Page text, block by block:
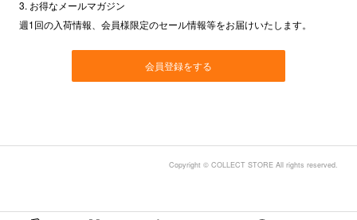
3. お得なメールマガジン
週1回の入荷情報、会員様限定のセール情報等をお届けいたします。
会員登録をする
Copyright © COLLECT STORE All rights reserved.